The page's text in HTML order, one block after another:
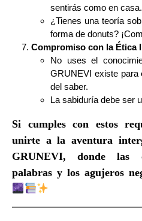
sentirás como en casa.
¿Tienes una teoría
forma de donuts?
Compromiso con la Ética
No uses el
GRUNEVI existe para
del saber.
La sabiduría debe ser
Si cumples con estos
unirte a la aventura
GRUNEVI, donde las
palabras y los agujeros